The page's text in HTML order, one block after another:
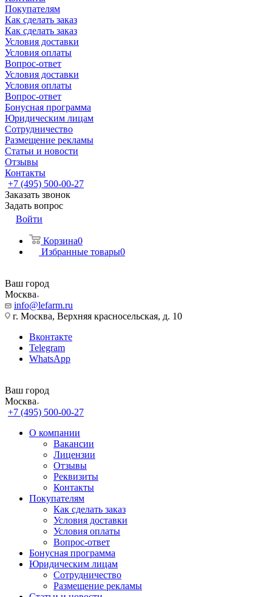
Покупателям
Как сделать заказ
Как сделать заказ
Условия доставки
Условия оплаты
Вопрос-ответ
Условия доставки
Условия оплаты
Вопрос-ответ
Бонусная программа
Юридическим лицам
Сотрудничество
Размещение рекламы
Статьи и новости
Отзывы
Контакты
+7 (495) 500-00-27
Заказать звонок
Задать вопрос
Войти
Корзина0
Избранные товары0
Ваш город
Москва
info@lefarm.ru
г. Москва, Верхняя красносельская, д. 10
Вконтакте
Telegram
WhatsApp
Ваш город
Москва
+7 (495) 500-00-27
О компании
Вакансии
Лицензии
Отзывы
Реквизиты
Контакты
Покупателям
Как сделать заказ
Условия доставки
Условия оплаты
Вопрос-ответ
Бонусная программа
Юридическим лицам
Сотрудничество
Размещение рекламы